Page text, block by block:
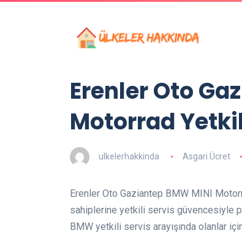
Erenler Oto
Motorrad
ulkelerhakkinda Asgari Ücret
Erenler Oto Gaziantep BMW MINI
sahiplerine yetkili servis güvencesiyle
BMW yetkili servis arayışında olanlar